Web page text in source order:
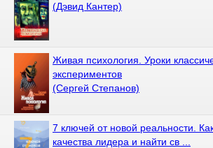
(Дэвид Кантер)
Живая психология. Уроки
экспериментов
(Сергей Степанов)
7 ключей от новой реальности.
качества лидера и найти св ...